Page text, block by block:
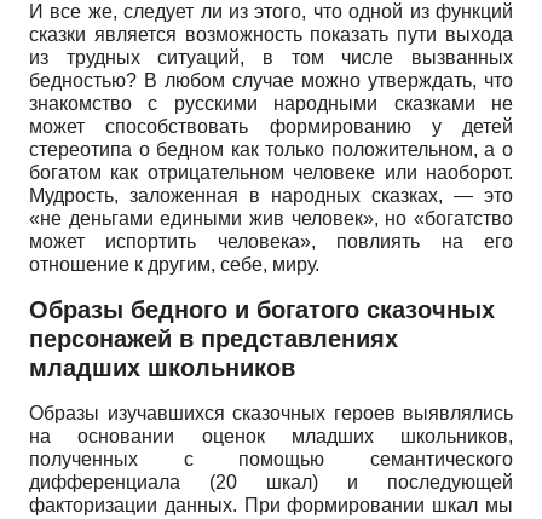
И все же, следует ли из этого, что одной из функций
сказки является возможность показать пути выхода
из трудных ситуаций, в том числе вызванных
бедностью? В любом случае можно утверждать, что
знакомство с русскими народными сказками не
может способствовать формированию у детей
стереотипа о бедном как только положительном, а о
богатом как отрицательном человеке или наоборот.
Мудрость, заложенная в народных сказках, — это
«не деньгами едиными жив человек», но «богатство
может испортить человека», повлиять на его
отношение к другим, себе, миру.
Образы бедного и богатого сказочных
персонажей в представлениях
младших школьников
Образы изучавшихся сказочных героев выявлялись
на основании оценок младших школьников,
полученных с помощью семантического
дифференциала (20 шкал) и последующей
факторизации данных. При формировании шкал мы